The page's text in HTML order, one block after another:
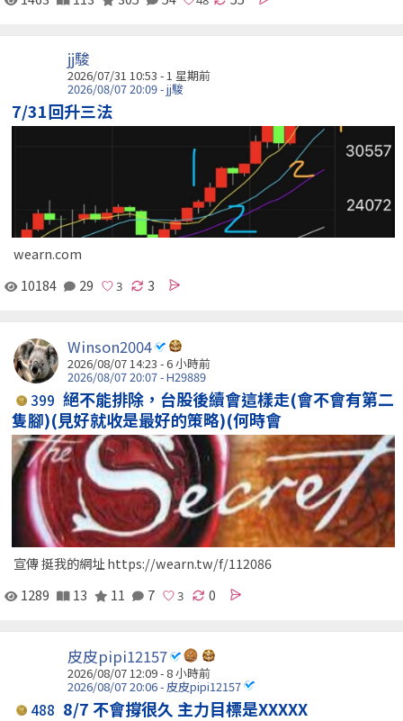
jj駿
2026/07/31 10:53 - 1 星期前
2026/08/07 20:09 - jj駿
7/31回升三法
wearn.com
10184
29 3
Winson2004
2026/08/07 14:23 -6 小時前
2026/08/07 20:07 - H29889
399 絕不能排除，台股後續會這樣走(會不會有第二
隻腳)(見好就收是最好的策略)(何時會
宣傳 挺我的網址 https://wearn.tw/f/112086
1289
13 11 7 0
皮皮pipi12157
2026/08/07 12:09 -8 小時前
2026/08/07 20:06 - 皮皮pipi12157
488 8/7 不會撐很久 主力目標是XXXXX